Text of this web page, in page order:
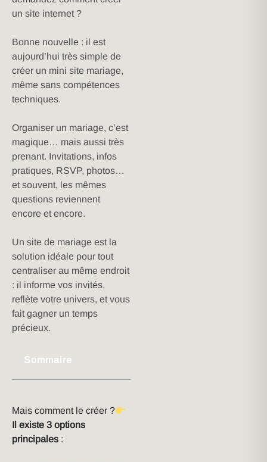
un site internet ?
Bonne nouvelle : il est
aujourd’hui très simple de
créer un mini site mariage,
même sans compétences
techniques.
Organiser un mariage, c’est
magique… mais aussi très
prenant. Invitations, infos
pratiques, RSVP, photos…
et souvent, les mêmes
questions reviennent
encore et encore.
Un site de mariage est la
solution idéale pour tout
centraliser au même endroit
: il informe vos invités,
reflète votre univers, et vous
fait gagner un temps
précieux.
Sommaire
Mais comment le créer ?
Il existe 3 options
principales :